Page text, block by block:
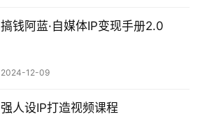
搞钱阿蓝·自媒体IP变现手册2.0
2024-12-09
强人设IP打造视频课程